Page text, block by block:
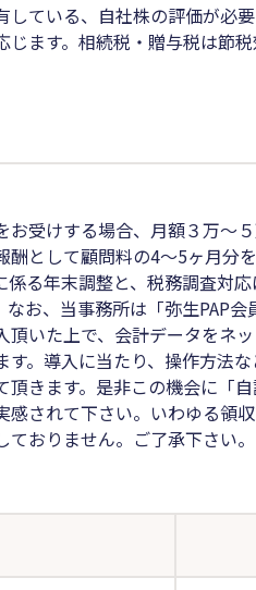
している、自社株の評価が必
ます。相続税・贈与税は節
お受けする場合、月額３万～
として顧問料の4～5ヶ月分
係る年末調整と、税務調査対
お、当事務所は「弥生PAP会
いた上で、会計データをネ
す。導入に当たり、操作方法
きます。是非この機会に「
感されて下さい。いわゆる領
おりません。ご了承下さい。